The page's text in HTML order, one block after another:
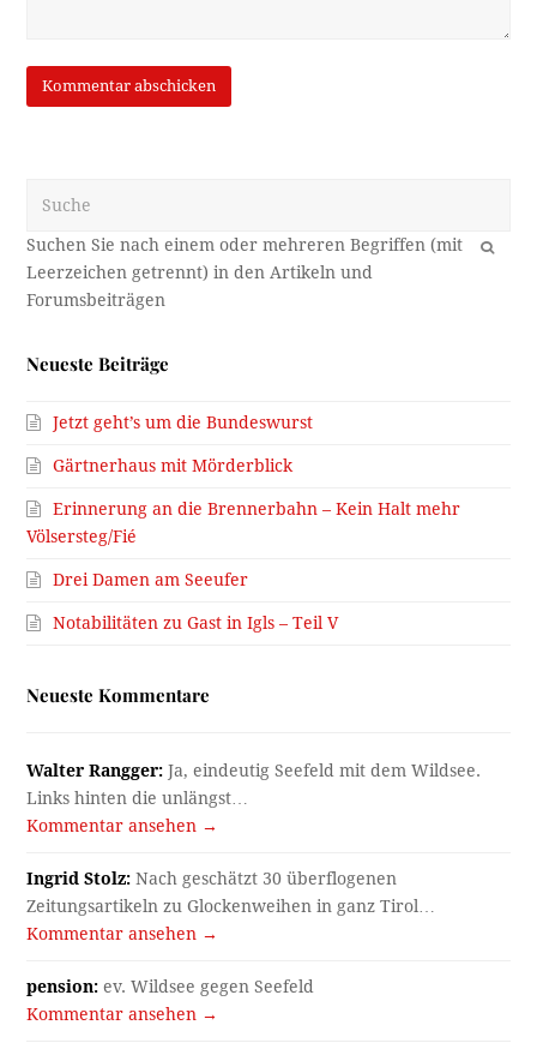
OK
Neueste Beiträge
Jetzt geht’s um die Bundeswurst
Gärtnerhaus mit Mörderblick
Erinnerung an die Brennerbahn – Kein Halt mehr
Völsersteg/Fié
Drei Damen am Seeufer
Notabilitäten zu Gast in Igls – Teil V
Neueste Kommentare
Walter Rangger: Ja, eindeutig Seefeld mit dem Wildsee.
Links hinten die unlängst…
Kommentar ansehen →
Ingrid Stolz: Nach geschätzt 30 überflogenen
Zeitungsartikeln zu Glockenweihen in ganz Tirol…
Kommentar ansehen →
pension: ev. Wildsee gegen Seefeld
Kommentar ansehen →